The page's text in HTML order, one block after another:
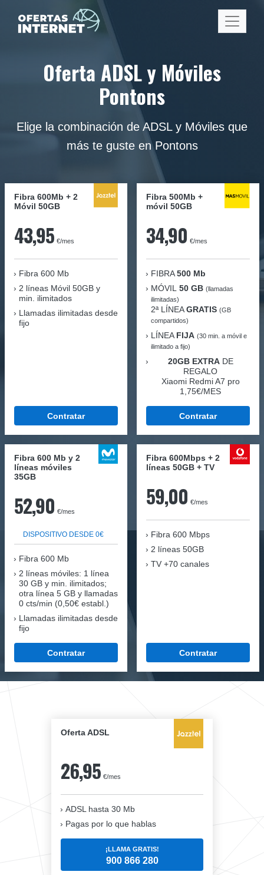
Oferta ADSL y Móviles
Pontons
Elige la combinación de ADSL y Móviles que
más te guste en Pontons
Fibra 600Mb + 2
Móvil 50GB
43,95 €/mes
Fibra 600 Mb
2 líneas Móvil 50GB y
min. ilimitados
Llamadas ilimitadas desde
fijo
Contratar
Fibra 500Mb +
móvil 50GB
34,90 €/mes
FIBRA 500 Mb
MÓVIL 50 GB (llamadas
ilimitadas)
2ª LÍNEAGRATIS (GB
compartidos)
LÍNEA FIJA (30 min. a móvil e
ilimitado a fijo)
20GB EXTRADE
REGALO
Xiaomi Redmi A7 pro
1,75€/MES
Contratar
Fibra 600 Mb y 2
líneas móviles
35GB
52,90 €/mes
DISPOSITIVO DESDE 0€
Fibra 600 Mb
2 líneas móviles: 1 línea
30 GB y min. ilimitados;
otra línea 5 GB y llamadas
0 cts/min (0,50€ establ.)
Llamadas ilimitadas desde
fijo
Contratar
Fibra 600Mbps + 2
líneas 50GB + TV
59,00 €/mes
Fibra 600 Mbps
2 líneas 50GB
TV +70 canales
Contratar
Oferta ADSL
26,95 €/mes
ADSL hasta 30 Mb
Pagas por lo que hablas
¡LLAMA GRATIS!
900 866 280